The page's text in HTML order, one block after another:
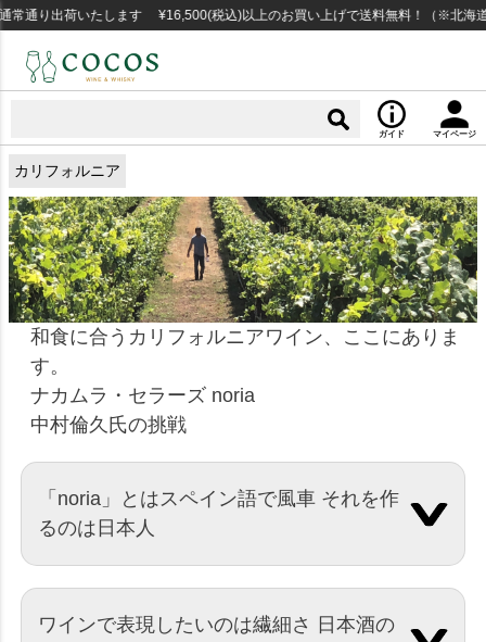
通り出荷いたします ¥16,500(税込)以上のお買い上げで送料無料！（※北海道
ガイド マイページ
カリフォルニア
和食に合うカリフォルニアワイン、ここにありま
す。
ナカムラ・セラーズ noria
中村倫久氏の挑戦
「noria」とはスペイン語で風車 それを作
るのは日本人
ワインで表現したいのは繊細さ 日本酒の